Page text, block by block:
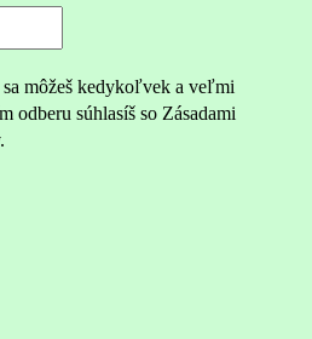
môžeš kedykoľvek a veľmi
odberu súhlasíš so Zásadami